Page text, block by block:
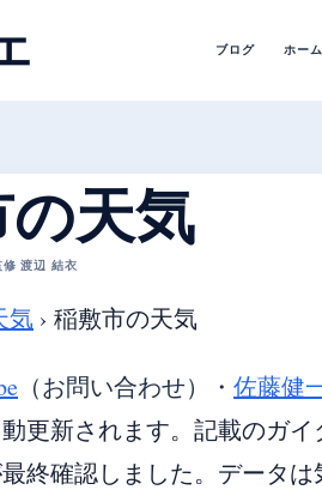
ブログ ホーム
天気
渡辺 結衣
気 › 稲敷市の天気
（お問い合わせ） ・ 佐藤健
更新されます。記載のガイ
終確認しました。データ